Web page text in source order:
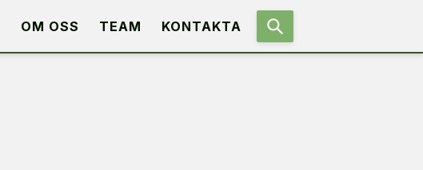
OM OSS TEAM KONTAKTA